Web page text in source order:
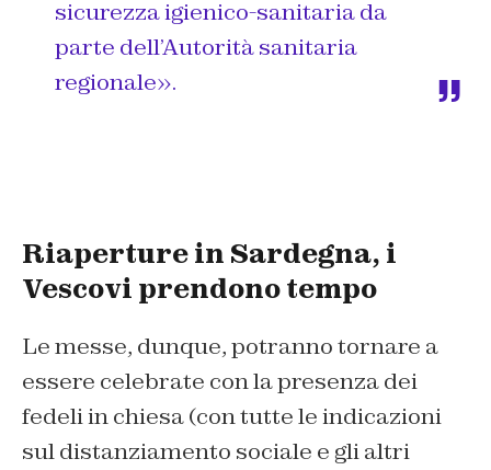
sicurezza igienico-sanitaria da
parte dell’Autorità sanitaria
regionale».
Riaperture in Sardegna, i
Vescovi prendono tempo
Le messe, dunque, potranno tornare a
essere celebrate con la presenza dei
fedeli in chiesa (con tutte le indicazioni
sul distanziamento sociale e gli altri